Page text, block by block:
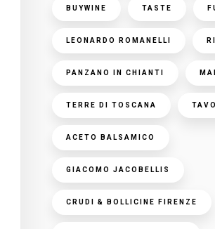
BUYWINE TASTE
LEONARDO ROMANELLI
PANZANO IN CHIANTI
TERRE DI TOSCANA
ACETO BALSAMICO
GIACOMO JACOBELLIS
CRUDI & BOLLICINE FIRENZE